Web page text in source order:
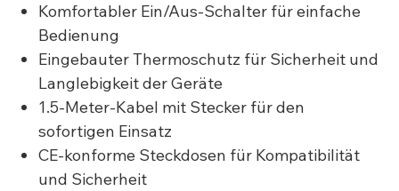
Komfortabler Ein/Aus-Schalter für einfache
Bedienung
Eingebauter Thermoschutz für Sicherheit und
Langlebigkeit der Geräte
1.5-Meter-Kabel mit Stecker für den
sofortigen Einsatz
CE-konforme Steckdosen für Kompatibilität
und Sicherheit